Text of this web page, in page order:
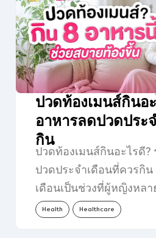
ปวดท้องเมนส์กินอ
อาหารลดปวดประ
กิน
ปวดท้องเมนส์กินอะไรดี?
ปวดประจำเดือนที่ควรกิน
เดือนเป็นช่วงที่ผู้หญิงหล
อาการไม่สบายตัว ไม่ว่าจ
Health Healthcare